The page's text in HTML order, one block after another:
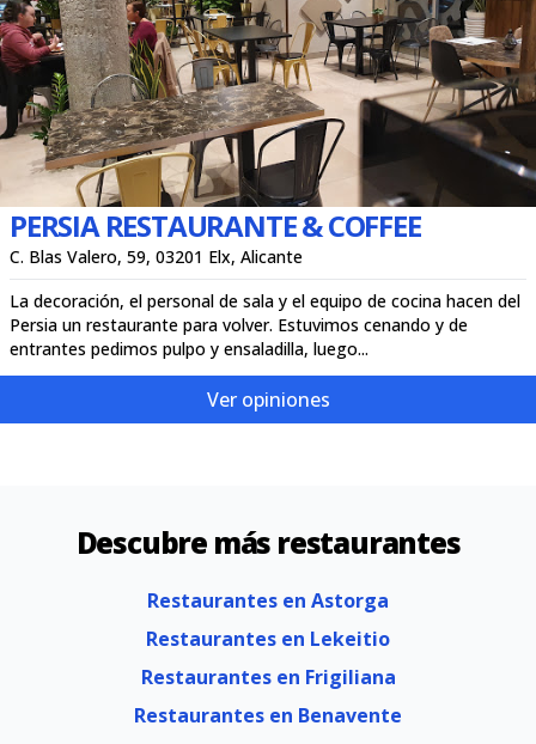
PERSIA RESTAURANTE & COFFEE
C. Blas Valero, 59, 03201 Elx, Alicante
La decoración, el personal de sala y el equipo de cocina hacen del
Persia un restaurante para volver. Estuvimos cenando y de
entrantes pedimos pulpo y ensaladilla, luego...
Ver opiniones
Descubre más restaurantes
Restaurantes en Astorga
Restaurantes en Lekeitio
Restaurantes en Frigiliana
Restaurantes en Benavente